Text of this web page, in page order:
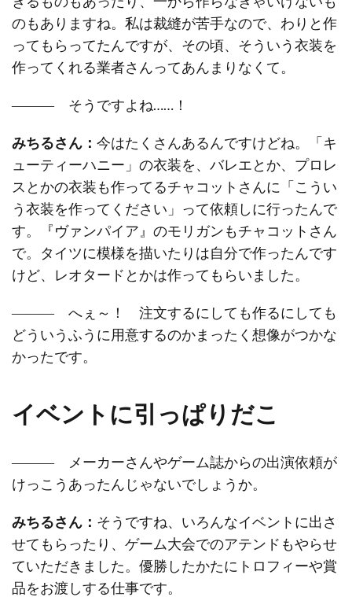
のもありますね。私は裁縫が苦手なので、わりと作
ってもらってたんですが、その頃、そういう衣装を
作ってくれる業者さんってあんまりなくて。
――― そうですよね……！
みちるさん： 今はたくさんあるんですけどね。「キ
ューティーハニー」の衣装を、バレエとか、プロレ
スとかの衣装も作ってるチャコットさんに「こうい
う衣装を作ってください」って依頼しに行ったんで
す。『ヴァンパイア』のモリガンもチャコットさん
で。タイツに模様を描いたりは自分で作ったんです
けど、レオタードとかは作ってもらいました。
――― へぇ～！ 注文するにしても作るにしても
どういうふうに用意するのかまったく想像がつかな
かったです。
イベントに引っぱりだこ
――― メーカーさんやゲーム誌からの出演依頼が
けっこうあったんじゃないでしょうか。
みちるさん： そうですね、いろんなイベントに出さ
せてもらったり、ゲーム大会でのアテンドもやらせ
ていただきました。優勝したかたにトロフィーや賞
品をお渡しする仕事です。